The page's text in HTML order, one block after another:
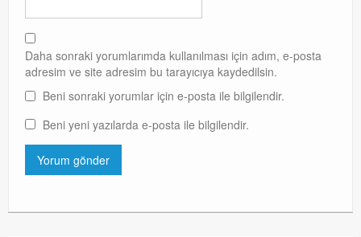
Daha sonraki yorumlarımda kullanılması için adım, e-posta
adresim ve site adresim bu tarayıcıya kaydedilsin.
Beni sonraki yorumlar için e-posta ile bilgilendir.
Beni yeni yazılarda e-posta ile bilgilendir.